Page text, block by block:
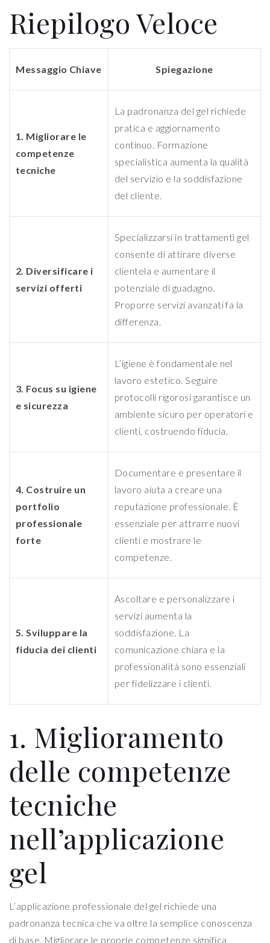
Riepilogo Veloce
Messaggio Chiave Spiegazione
1. Migliorare le
competenze
tecniche
La padronanza del gel richiede
pratica e aggiornamento
continuo. Formazione
specialistica aumenta la qualità
del servizio e la soddisfazione
del cliente.
2. Diversificare i
servizi offerti
Specializzarsi in trattamenti gel
consente di attirare diverse
clientela e aumentare il
potenziale di guadagno.
Proporre servizi avanzati fa la
differenza.
3. Focus su igiene
e sicurezza
L’igiene è fondamentale nel
lavoro estetico. Seguire
protocolli rigorosi garantisce un
ambiente sicuro per operatori e
clienti, costruendo fiducia.
4. Costruire un
portfolio
professionale
forte
Documentare e presentare il
lavoro aiuta a creare una
reputazione professionale. È
essenziale per attrarre nuovi
clienti e mostrare le
competenze.
5. Sviluppare la
fiducia dei clienti
Ascoltare e personalizzare i
servizi aumenta la
soddisfazione. La
comunicazione chiara e la
professionalità sono essenziali
per fidelizzare i clienti.
1. Miglioramento
delle competenze
tecniche
nell’applicazione
gel
L’applicazione professionale del gel richiede una
padronanza tecnica che va oltre la semplice conoscenza
di base. Migliorare le proprie competenze significa